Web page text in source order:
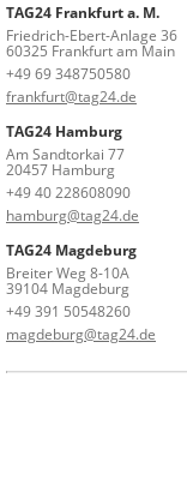
TAG24 Frankfurt a. M.
Friedrich-Ebert-Anlage 36
60325 Frankfurt am Main
+49 69 348750580
frankfurt@tag24.de
TAG24 Hamburg
Am Sandtorkai 77
20457 Hamburg
+49 40 228608090
hamburg@tag24.de
TAG24 Magdeburg
Breiter Weg 8-10A
39104 Magdeburg
+49 391 50548260
magdeburg@tag24.de